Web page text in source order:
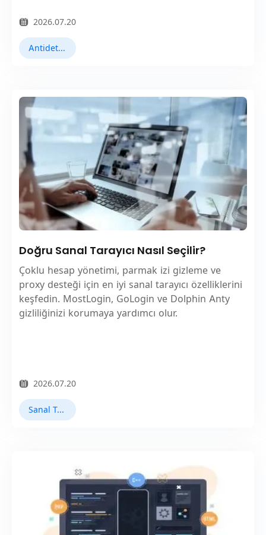
2026.07.20
Antidetect Tarayıcılar
Doğru Sanal Tarayıcı Nasıl Seçilir?
Çoklu hesap yönetimi, parmak izi gizleme ve
proxy desteği için en iyi sanal tarayıcı özelliklerini
keşfedin. MostLogin, GoLogin ve Dolphin Anty
gizliliğinizi korumaya yardımcı olur.
2026.07.20
Sanal Tarayıcı